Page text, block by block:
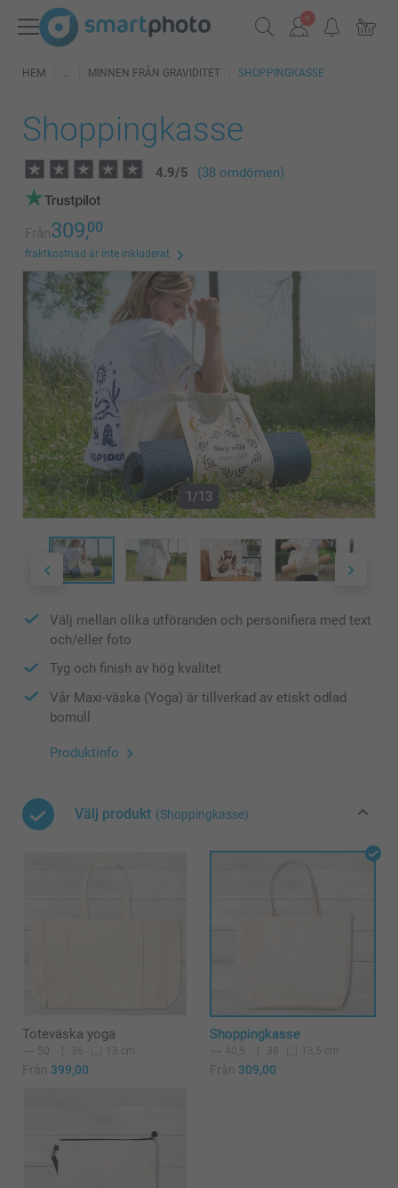
HEM MINNEN FRÅN GRAVIDITET SHOPPINGKASSE
Shoppingkasse
4.9/5 (38 omdömen)
Från309,00
fraktkostnad är inte inkluderat
1/13
Välj mellan olika utföranden och personifiera med text
och/eller foto
Tyg och finish av hög kvalitet
Vår Maxi-väska (Yoga) är tillverkad av etiskt odlad
bomull
Produktinfo
Välj produkt (Shoppingkasse)
Toteväska yoga
50 36 13 cm
Från 399,00
Shoppingkasse
40,5 38 13,5 cm
Från 309,00